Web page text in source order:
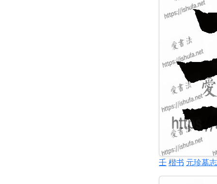
壬楷书 元珍墓志